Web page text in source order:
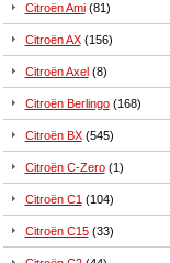
Citroën Ami(81)
Citroën AX(156)
Citroën Axel(8)
Citroën Berlingo(168)
Citroën BX(545)
Citroën C-Zero(1)
Citroën C1 (104)
Citroën C15(33)